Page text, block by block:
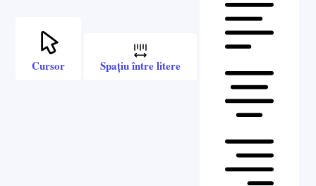
Cursor Spațiu între litere